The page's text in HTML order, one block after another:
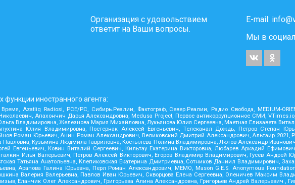
Организация с удовольствием
ответит на Ваши вопросы.
E-mail:
Мы в
иностранного агента:
Azatliq Radiosi, PCE/PC, Сибирь.Реалии, Фактограф, Север.Реалии, Радио Свобода, MEDIUM-
Апахончич Дарья Александровна, Medusa Project, Первое антикоррупционное СМИ,
Владимировна, Железнова Мария Михайловна, Лукьянова Юлия Сергеевна, Маетная Елизавета
Юлия Владимировна, Постернак Алексей Евгеньевич, Телеканал Дождь, Петров Степан
Роман Юрьевич, Анин Роман Александрович, Великовский Дмитрий Александрович, Альтаир 2021,
Павловна, Кузьмина Людмила Гавриловна, Костылева Полина Владимировна, Лютов Александр
Евгеньевич, Ковин Виталий Сергеевич, Кильтау Екатерина Викторовна, Любарев Аркадий
Илья Валерьевич, Петров Алексей Викторович, Егоров Владимир Владимирович, Гусев Андрей
Татьяна Анатольевна, Клепиковская Екатерина Дмитриевна, Сотников Даниил Владимирович,
Арапова Галина Юрьевна, Перл Роман Александрович, МЕМО, Mason G.E.S. Anonymous
Валерия Валерьевна, Павлов Иван Юрьевич, Скворцова Елена Сергеевна, Оленичев Максим
Еланчик Олег Александрович, Григорьева Алина Александровна, Григорьев Андрей Валерьевич ,